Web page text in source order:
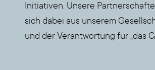
Initia­ti­ven. Unse­re
sich dabei aus unse­rem
und der Ver­ant­wor­tung für „das